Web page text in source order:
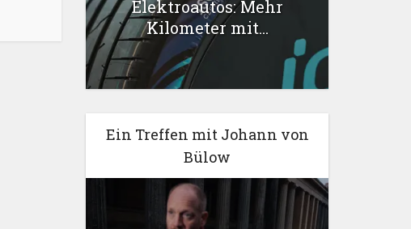
Elektroautos: Mehr
Kilometer mit...
Ein Treffen mit Johann von
Bülow